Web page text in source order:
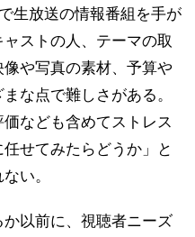
生放送の情報番組を手が
ストの人、テーマの取
や写真の素材、予算や
な点で難しさがある。
なども含めてストレス
せてみたらどうか」と
い。
以前に、視聴者ニーズ